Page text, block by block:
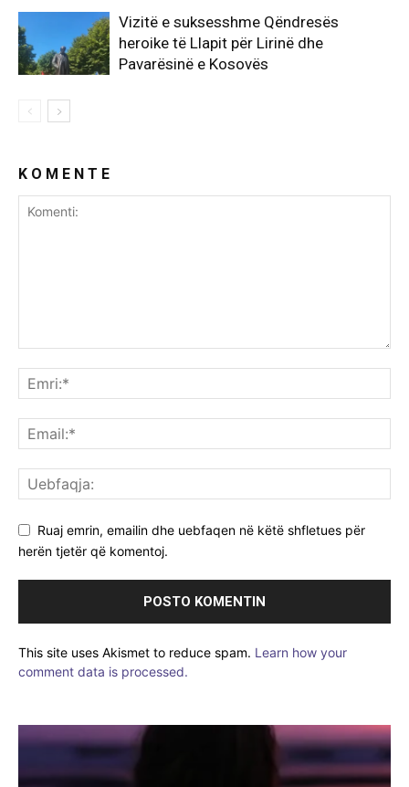
Vizitë e suksesshme Qëndresës
heroike të Llapit për Lirinë dhe
Pavarësinë e Kosovës
K O M E N T E
Ruaj emrin, emailin dhe uebfaqen në këtë shfletues për
herën tjetër që komentoj.
This site uses Akismet to reduce spam. Learn how your
comment data is processed.